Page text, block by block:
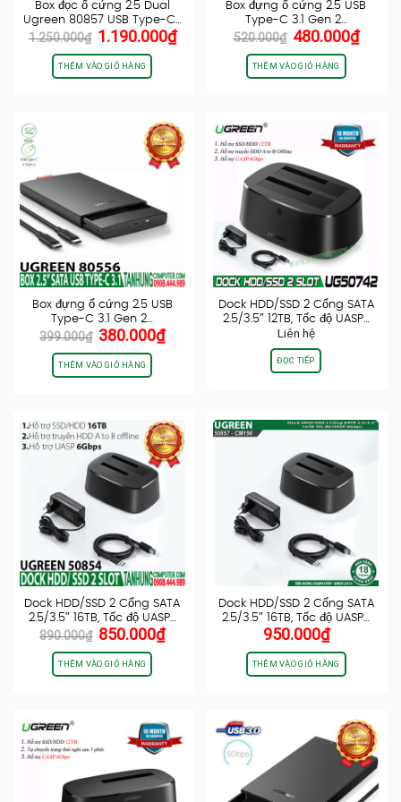
Box đọc ổ cứng 2.5 Dual
Ugreen 80857 USB Type-C…
1.250.000₫ Giá
gốc
là:
1.250.000₫.
1.190.000₫Giá
THÊM VÀO GIỎ HÀNG
Box đựng ổ cứng 2.5 USB
Type-C 3.1 Gen 2…
520.000₫ Giá
gốc
là:
520.000₫.
480.000₫Giá
THÊM VÀO GIỎ HÀNG
Box đựng ổ cứng 2.5 USB
Type-C 3.1 Gen 2…
399.000₫ Giá
gốc
là:
399.000₫.
380.000₫Giá
THÊM VÀO GIỎ HÀNG
Dock HDD/SSD 2 Cổng SATA
2.5/3.5″ 12TB, Tốc độ UASP…
Liên hệ
ĐỌC TIẾP
Dock HDD/SSD 2 Cổng SATA
2.5/3.5″ 16TB, Tốc độ UASP…
890.000₫ Giá
gốc
là:
890.000₫.
850.000₫Giá
THÊM VÀO GIỎ HÀNG
Dock HDD/SSD 2 Cổng SATA
2.5/3.5″ 16TB, Tốc độ UASP…
950.000₫
THÊM VÀO GIỎ HÀNG